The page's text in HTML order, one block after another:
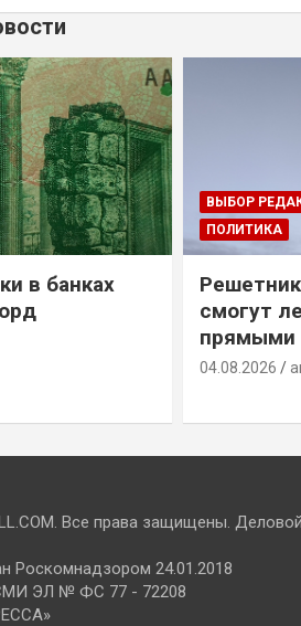
в банках
ВЫБОР
ПОЛИТИКА
смогут
прямыми
04.08.2026
Все права защищены.
Роскомнадзором 24.01.2018
ЭЛ № ФС 77 - 72208